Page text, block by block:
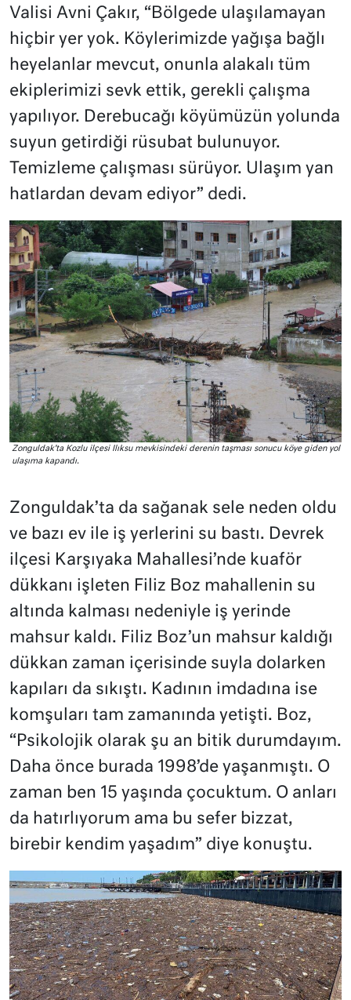
Valisi Avni Çakır, “Bölgede ulaşılamayan
hiçbir yer yok. Köylerimizde yağışa bağlı
heyelanlar mevcut, onunla alakalı tüm
ekiplerimizi sevk ettik, gerekli çalışma
yapılıyor. Derebucağı köyümüzün yolunda
suyun getirdiği rüsubat bulunuyor.
Temizleme çalışması sürüyor. Ulaşım yan
hatlardan devam ediyor” dedi.
Zonguldak’ta Kozlu ilçesi Ilıksu mevkisindeki derenin taşması sonucu köye giden yol
ulaşıma kapandı.
Zonguldak’ta da sağanak sele neden oldu
ve bazı ev ile iş yerlerini su bastı. Devrek
ilçesi Karşıyaka Mahallesi’nde kuaför
dükkanı işleten Filiz Boz mahallenin su
altında kalması nedeniyle iş yerinde
mahsur kaldı. Filiz Boz’un mahsur kaldığı
dükkan zaman içerisinde suyla dolarken
kapıları da sıkıştı. Kadının imdadına ise
komşuları tam zamanında yetişti. Boz,
“Psikolojik olarak şu an bitik durumdayım.
Daha önce burada 1998’de yaşanmıştı. O
zaman ben 15 yaşında çocuktum. O anları
da hatırlıyorum ama bu sefer bizzat,
birebir kendim yaşadım” diye konuştu.